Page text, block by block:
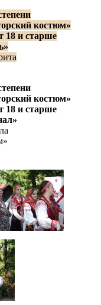
костюм»
18 и старше
костюм»
18 и старше